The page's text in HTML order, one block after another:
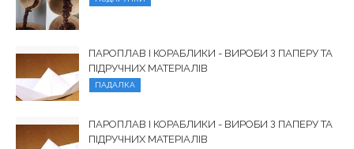
ПАРОПЛАВ І КОРАБЛИКИ - ВИРОБИ З ПАПЕРУ ТА
ПІДРУЧНИХ МАТЕРІАЛІВ
ПАДАЛКА
ПАРОПЛАВ І КОРАБЛИКИ - ВИРОБИ З ПАПЕРУ ТА
ПІДРУЧНИХ МАТЕРІАЛІВ